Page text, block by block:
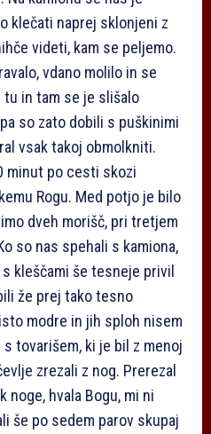
klečati naprej sklonjeni z
videti, kam se peljemo.
vdano molilo in se
tu in tam se je slišalo
so zato dobili s puškinimi
vsak takoj obmolkniti.
minut po cesti skozi
Rogu. Med potjo je bilo
dveh morišč, pri tretjem
so nas spehali s kamiona,
kleščami še tesneje privil
že prej tako tesno
modre in jih sploh nisem
tovarišem, ki je bil z menoj
zrezali z nog. Prerezal
noge, hvala Bogu, mi ni
še po sedem parov skupaj